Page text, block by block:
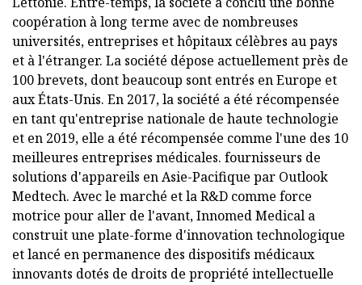
coopération à long terme avec de nombreuses
universités, entreprises et hôpitaux célèbres au pays
et à l'étranger. La société dépose actuellement près de
100 brevets, dont beaucoup sont entrés en Europe et
aux États-Unis. En 2017, la société a été récompensée
en tant qu'entreprise nationale de haute technologie
et en 2019, elle a été récompensée comme l'une des 10
meilleures entreprises médicales. fournisseurs de
solutions d'appareils en Asie-Pacifique par Outlook
Medtech. Avec le marché et la R&D comme force
motrice pour aller de l'avant, Innomed Medical a
construit une plate-forme d'innovation technologique
et lancé en permanence des dispositifs médicaux
innovants dotés de droits de propriété intellectuelle